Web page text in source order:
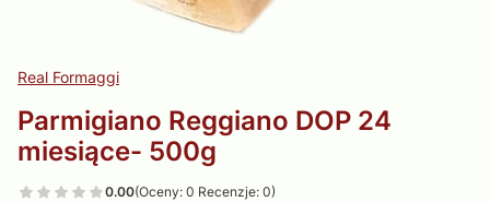
Real Formaggi
Parmigiano Reggiano DOP 24
miesiące- 500g
0.00(Oceny: 0 Recenzje: 0)